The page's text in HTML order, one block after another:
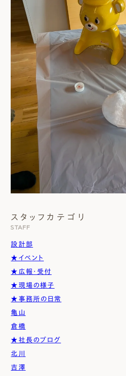
スタッフカテゴリ
STAFF
設計部
★イベント
★広報・受付
★現場の様子
★事務所の日常
亀山
倉橋
★社長のブログ
北川
吉澤